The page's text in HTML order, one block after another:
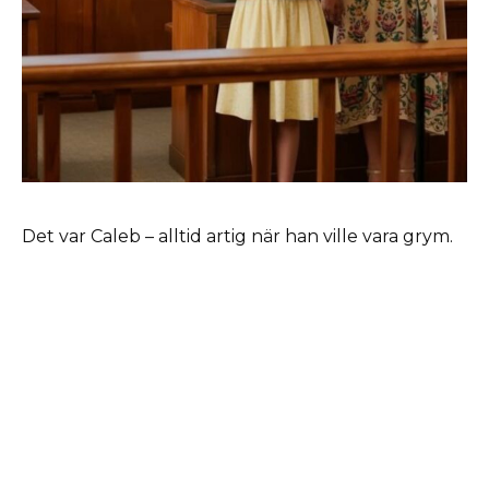
Det var Caleb – alltid artig när han ville vara grym.